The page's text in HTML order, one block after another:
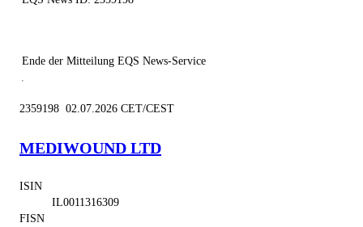
Ende der Mitteilung EQS News-Service
2359198 02.07.2026 CET/CEST
MEDIWOUND LTD
ISIN
IL0011316309
FISN